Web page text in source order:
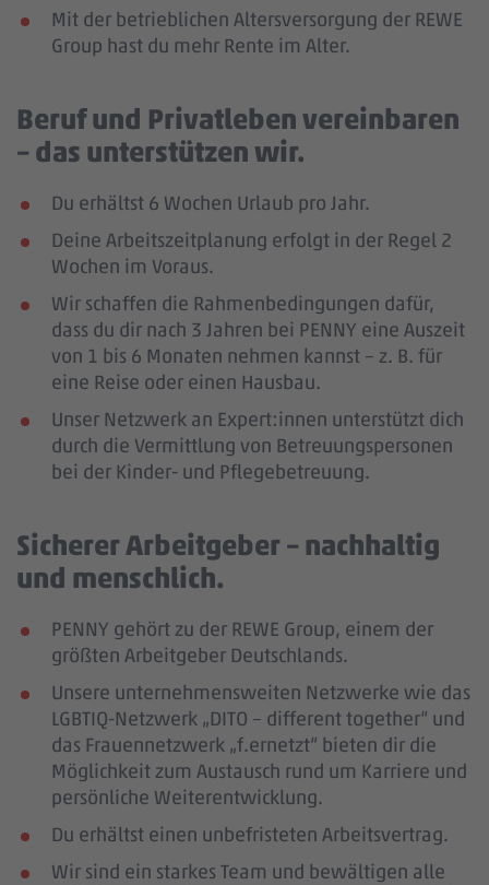
Mit der betrieblichen Altersversorgung der REWE
Group hast du mehr Rente im Alter.
Beruf und Privatleben vereinbaren
– das unterstützen wir.
Du erhältst 6 Wochen Urlaub pro Jahr.
Deine Arbeitszeitplanung erfolgt in der Regel 2
Wochen im Voraus.
Wir schaffen die Rahmenbedingungen dafür,
dass du dir nach 3 Jahren bei PENNY eine Auszeit
von 1 bis 6 Monaten nehmen kannst – z. B. für
eine Reise oder einen Hausbau.
Unser Netzwerk an Expert:innen unterstützt dich
durch die Vermittlung von Betreuungspersonen
bei der Kinder- und Pflegebetreuung.
Sicherer Arbeitgeber – nachhaltig
und menschlich.
PENNY gehört zu der REWE Group, einem der
größten Arbeitgeber Deutschlands.
Unsere unternehmensweiten Netzwerke wie das
LGBTIQ-Netzwerk „DITO – different together“ und
das Frauennetzwerk „f.ernetzt“ bieten dir die
Möglichkeit zum Austausch rund um Karriere und
persönliche Weiterentwicklung.
Du erhältst einen unbefristeten Arbeitsvertrag.
Wir sind ein starkes Team und bewältigen alle